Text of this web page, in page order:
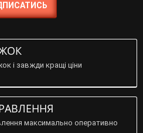
і завжди кращі ціни
максимально оперативно